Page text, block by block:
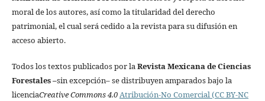
moral de los autores, así como la titularidad del derecho
patrimonial, el cual será cedido a la revista para su difusión en
acceso abierto.
Todos los textos publicados por laRevista Mexicana de Ciencias
Forestales–sin excepción– se distribuyen amparados bajo la
licenciaCreative Commons 4.0Atribución-No Comercial (CC BY-NC